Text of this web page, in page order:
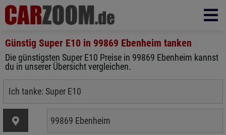
Günstig Super E10 in 99869 Ebenheim tanken
Die günstigsten Super E10 Preise in 99869 Ebenheim kannst
du in unserer Übersicht vergleichen.